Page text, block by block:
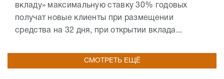
вкладу» максимальную ставку 30% годовых
получат новые клиенты при размещении
средства на 32 дня, при открытии вклада...
СМОТРЕТЬ ЕЩЁ